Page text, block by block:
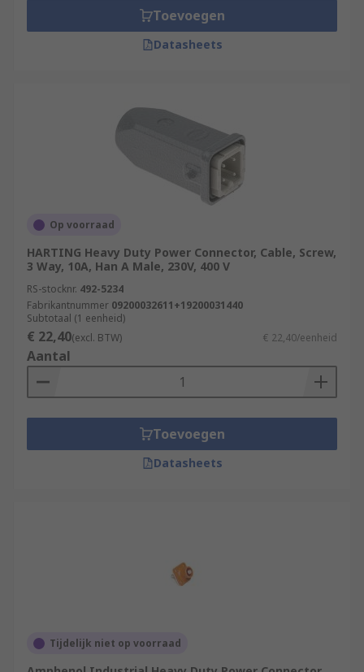
Toevoegen
Datasheets
Op voorraad
HARTING Heavy Duty Power Connector, Cable, Screw,
3 Way, 10A, Han A Male, 230V, 400 V
RS-stocknr. 492-5234
Fabrikantnummer 09200032611+19200031440
Subtotaal (1 eenheid)
€ 22,40(excl. BTW) € 22,40/eenheid
Aantal
Toevoegen
Datasheets
Tijdelijk niet op voorraad